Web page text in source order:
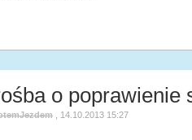
o poprawienie
14.10.2013 15:27